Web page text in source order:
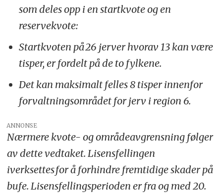
som deles opp i en startkvote og en
reservekvote:
Startkvoten på 26 jerver hvorav 13 kan være
tisper, er fordelt på de to fylkene.
Det kan maksimalt felles 8 tisper innenfor
forvaltningsområdet for jerv i region 6.
ANNONSE
Nærmere kvote- og områdeavgrensning følger
av dette vedtaket. Lisensfellingen
iverksettes for å forhindre fremtidige skader på
bufe. Lisensfellingsperioden er fra og med 20.